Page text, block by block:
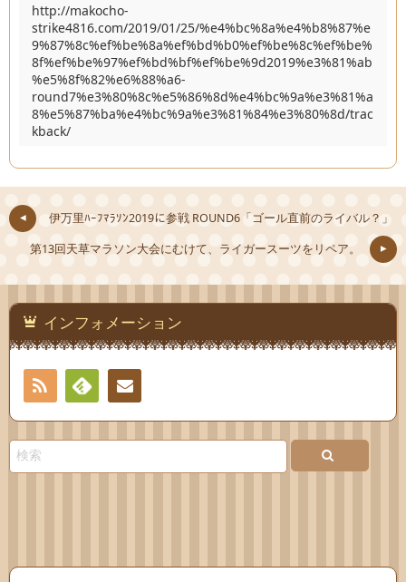
http://makocho-
strike4816.com/2019/01/25/%e4%bc%8a%e4%b8%87%e
9%87%8c%ef%be%8a%ef%bd%b0%ef%be%8c%ef%be%
8f%ef%be%97%ef%bd%bf%ef%be%9d2019%e3%81%ab
%e5%8f%82%e6%88%a6-
round7%e3%80%8c%e5%86%8d%e4%bc%9a%e3%81%a
8%e5%87%ba%e4%bc%9a%e3%81%84%e3%80%8d/trac
kback/
伊万里ﾊｰﾌﾏﾗｿﾝ2019に参戦 ROUND6「ゴール直前のライバル？」
第13回天草マラソン大会にむけて、ライガースーツをリペア。
インフォメーション
RSS
Feedly連絡